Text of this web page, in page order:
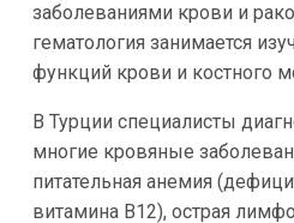
заболеваниями крови и
гематология занимается
функций крови и костного
В Турции специалисты
многие кровяные
питательная анемия
витамина B12), острая